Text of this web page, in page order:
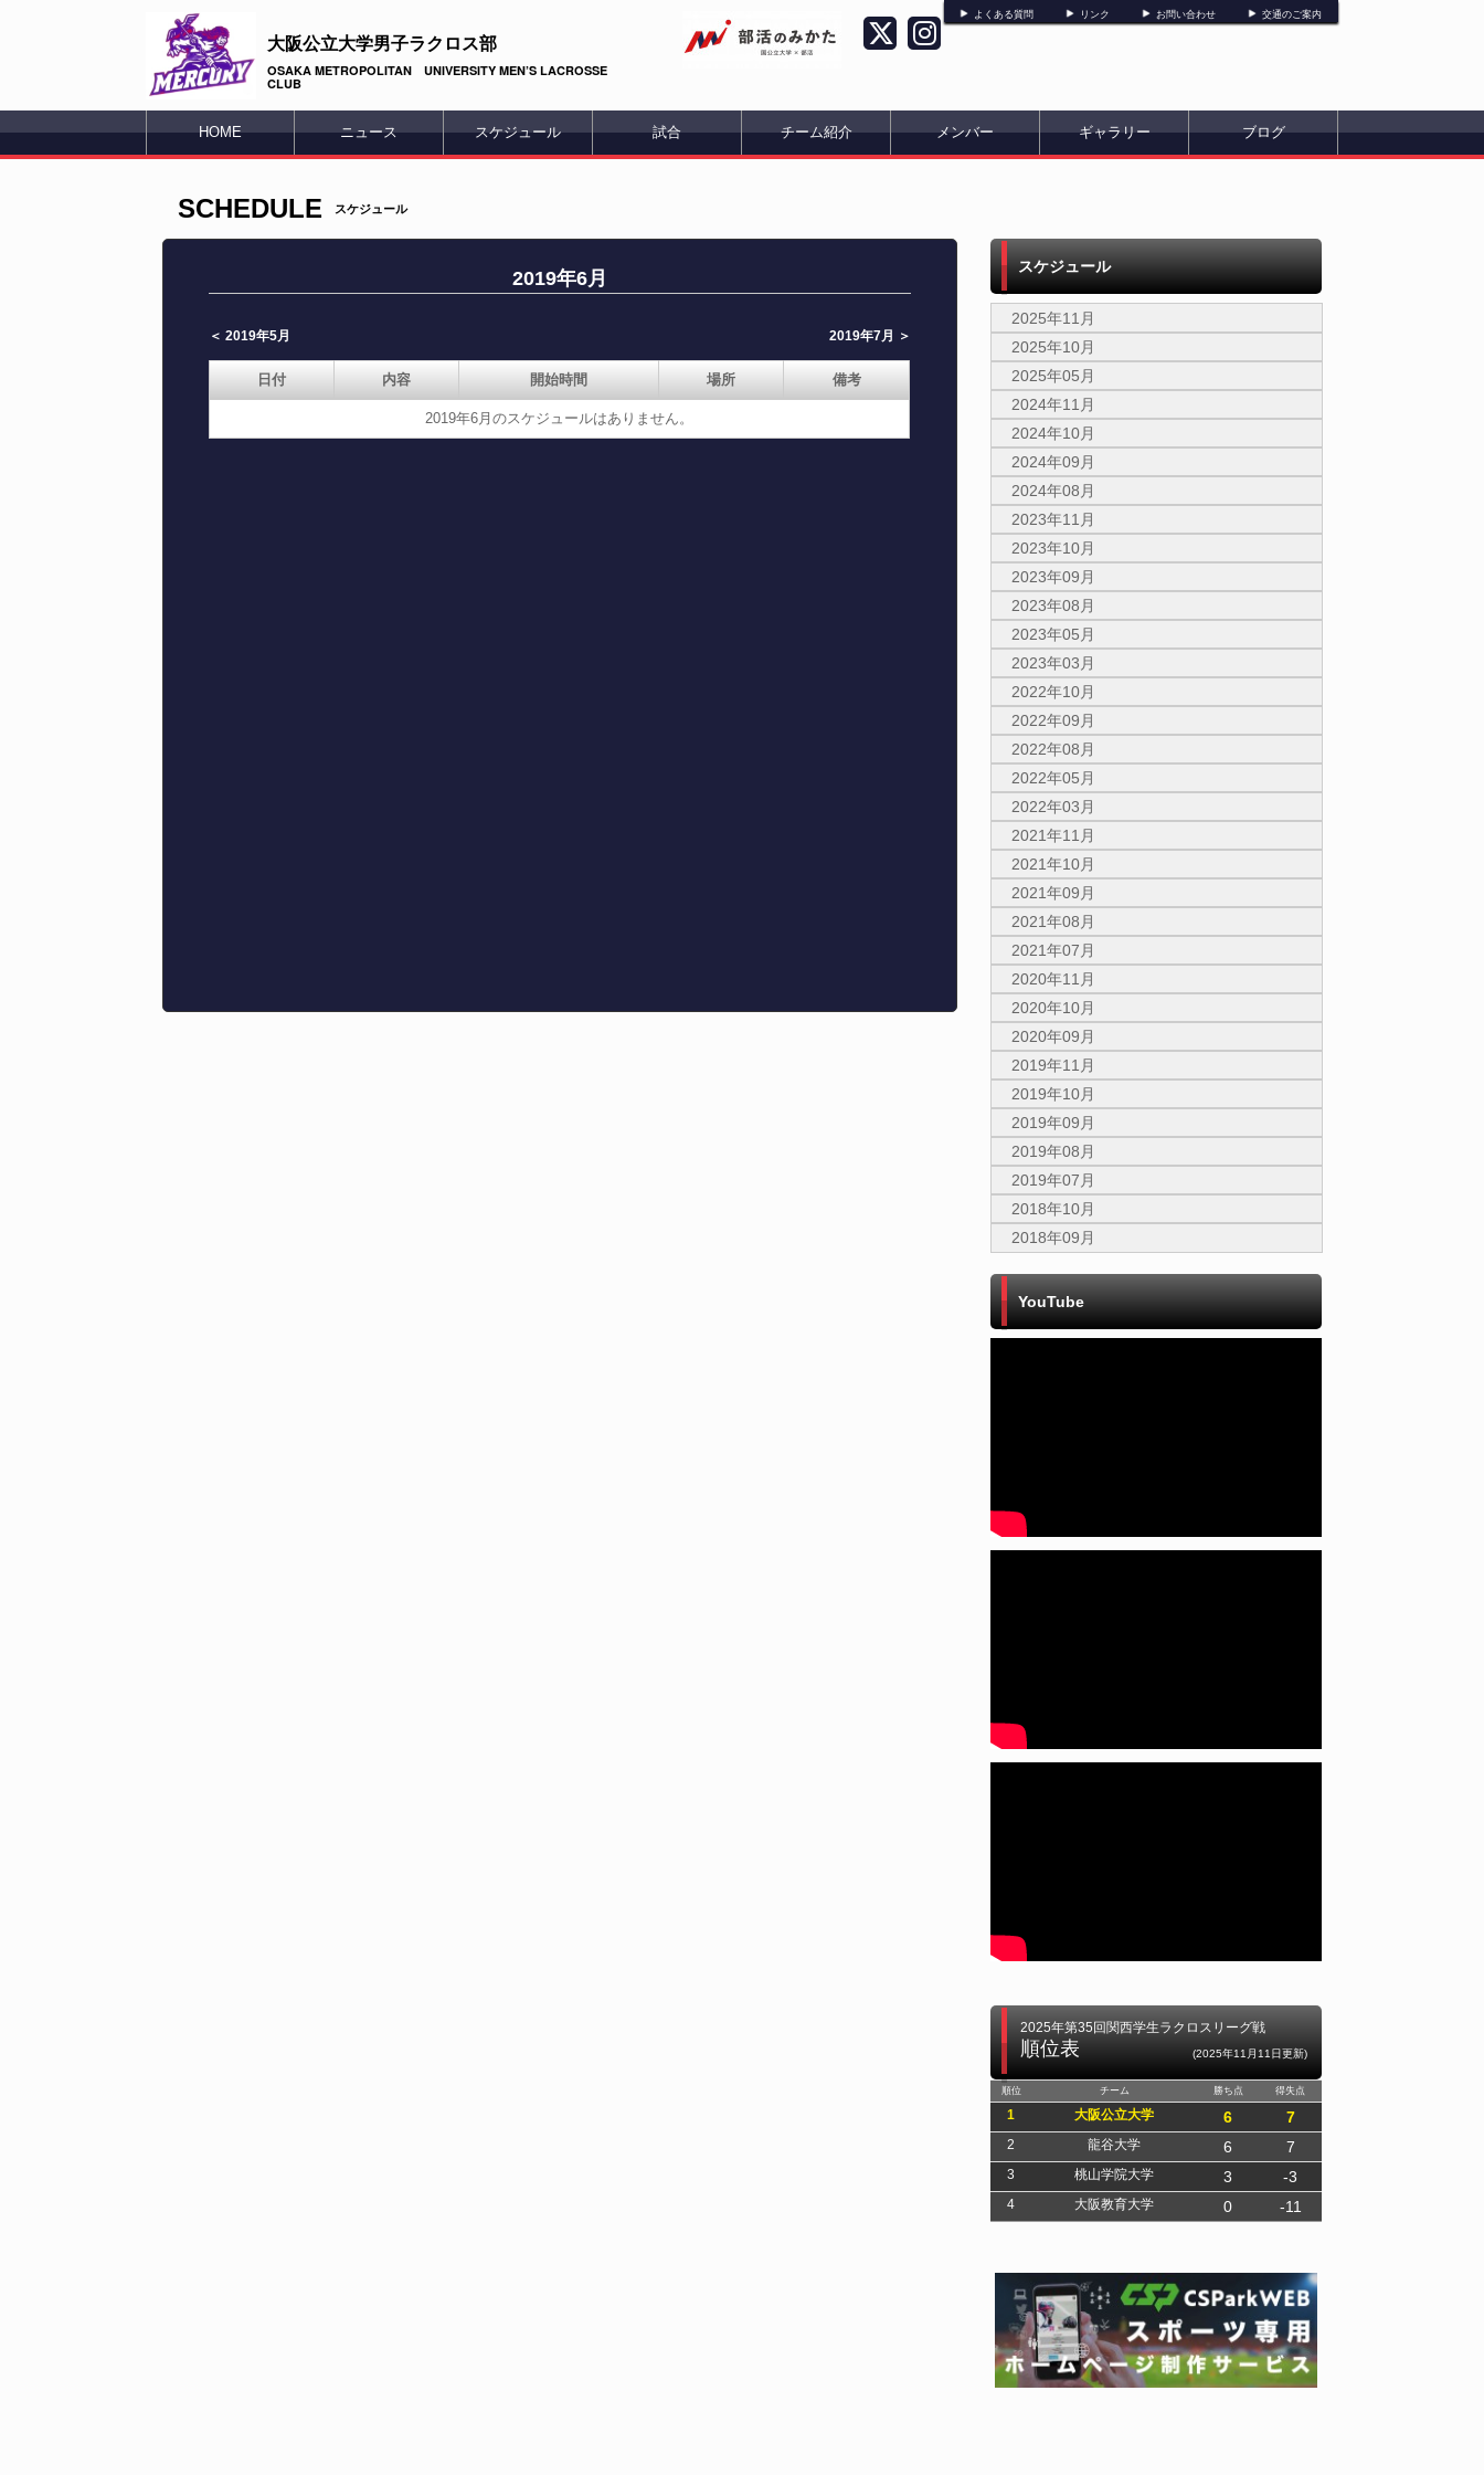
よくある質問 リンク お問い合わせ 交通のご案内
大阪公立大学男子ラクロス部
OSAKA METROPOLITAN UNIVERSITY MEN’S LACROSSE
CLUB
HOME ニュース スケジュール 試合 チーム紹介 メンバー ギャラリー ブログ
SCHEDULE スケジュール
2019年6月
＜ 2019年5月 2019年7月 ＞
日付 内容 開始時間 場所 備考
2019年6月のスケジュールはありません。
スケジュール
2025年11月
2025年10月
2025年05月
2024年11月
2024年10月
2024年09月
2024年08月
2023年11月
2023年10月
2023年09月
2023年08月
2023年05月
2023年03月
2022年10月
2022年09月
2022年08月
2022年05月
2022年03月
2021年11月
2021年10月
2021年09月
2021年08月
2021年07月
2020年11月
2020年10月
2020年09月
2019年11月
2019年10月
2019年09月
2019年08月
2019年07月
2018年10月
2018年09月
YouTube
2025年第35回関西学生ラクロスリーグ戦
順位表 (2025年11月11日更新)
順位 チーム 勝ち点 得失点
1 大阪公立大学 6 7
2 龍谷大学 6 7
3 桃山学院大学 3 -3
4 大阪教育大学 0 -11